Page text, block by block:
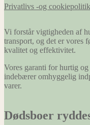
Privatlivs -og cookiepolitik
Vi forstår vigtigheden af
transport, og det er vores
kvalitet og effektivitet.
Vores garanti for hurtig
indebærer omhyggelig
varer.
Dødsboer